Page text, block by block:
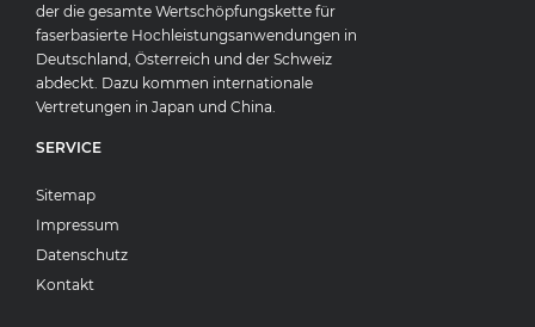
der die gesamte Wertschöpfungskette für
faserbasierte Hochleistungsanwendungen in
Deutschland, Österreich und der Schweiz
abdeckt. Dazu kommen internationale
Vertretungen in Japan und China.
SERVICE
Sitemap
Impressum
Datenschutz
Kontakt